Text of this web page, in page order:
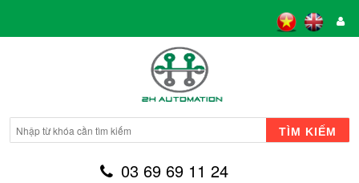
TÌM KIẾM
03 69 69 11 24